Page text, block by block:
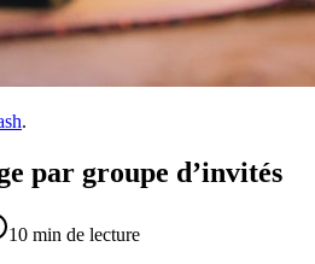
.
par groupe d’invités
10 min de lecture